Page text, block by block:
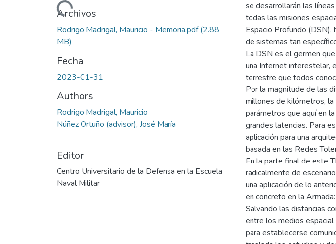
Cargando...Archivos
Rodrigo Madrigal, Mauricio - Memoria.pdf(2.88
MB)
Fecha
2023-01-31
Authors
Rodrigo Madrigal, Mauricio
Núñez Ortuño (advisor), José María
Editor
Centro Universitario de la Defensa en la Escuela
Naval Militar
se desarrollarán las
todas las misiones
Espacio Profundo (DSN),
de sistemas tan
La DSN es el germen
una Internet interestelar,
terrestre que todos
Por la magnitude de las
millones de kilómetros,
parámetros que aquí en
grandes latencias. Para
aplicación para una
basada en las Redes
En la parte final de este
radicalmente de
una aplicación de lo
en concreto en la
Salvando las distancias
entre los medios
para establecerse